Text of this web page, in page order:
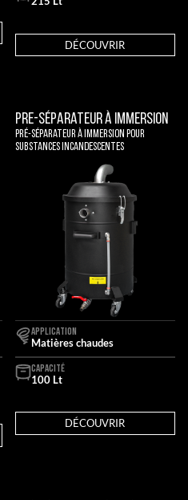
DÉCOUVRIR
Pre-Séparateur À Immersion
Pré-séparateur à immersion pour
substances incandescentes
APPLICATION
Matières chaudes
CAPACITÉ
100 Lt
DÉCOUVRIR